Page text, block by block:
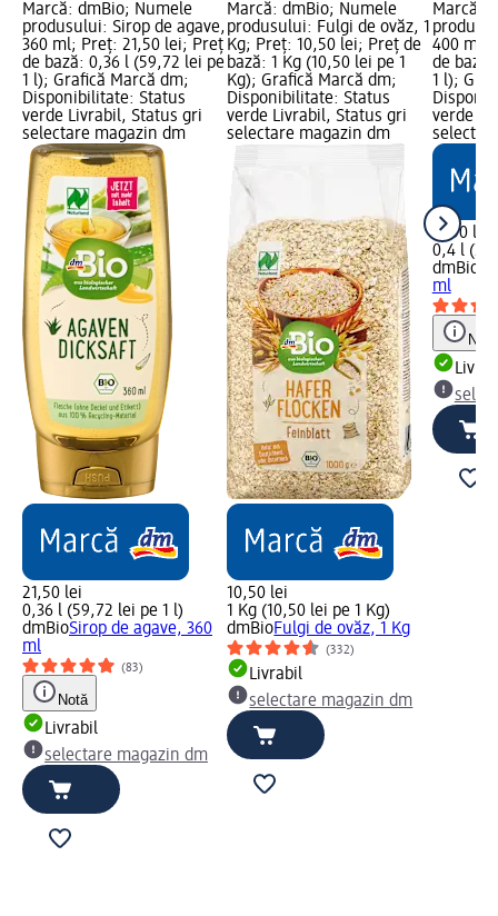
Marcă: dmBio; Numele
produsului: Sirop de agave,
360 ml; Preț: 21,50 lei; Preț
de bază: 0,36 l (59,72 lei pe
1 l); Grafică Marcă dm;
Disponibilitate: Status
verde Livrabil, Status gri
selectare magazin dm
21,50 lei
0,36 l (59,72 lei pe 1 l)
dmBioSirop de agave, 360
ml
(83)
Notă
Livrabil
selectare magazin dm
Marcă: dmBio; Numele
produsului: Fulgi de ovăz, 1
Kg; Preț: 10,50 lei; Preț de
bază: 1 Kg (10,50 lei pe 1
Kg); Grafică Marcă dm;
Disponibilitate: Status
verde Livrabil, Status gri
selectare magazin dm
10,50 lei
1 Kg (10,50 lei pe 1 Kg)
dmBioFulgi de ovăz, 1 Kg
(332)
Livrabil
selectare magazin dm
Marcă:
400 ml;
de
1 l);
verde
11,50 lei
0,4 l
dmBio
ml
Notă